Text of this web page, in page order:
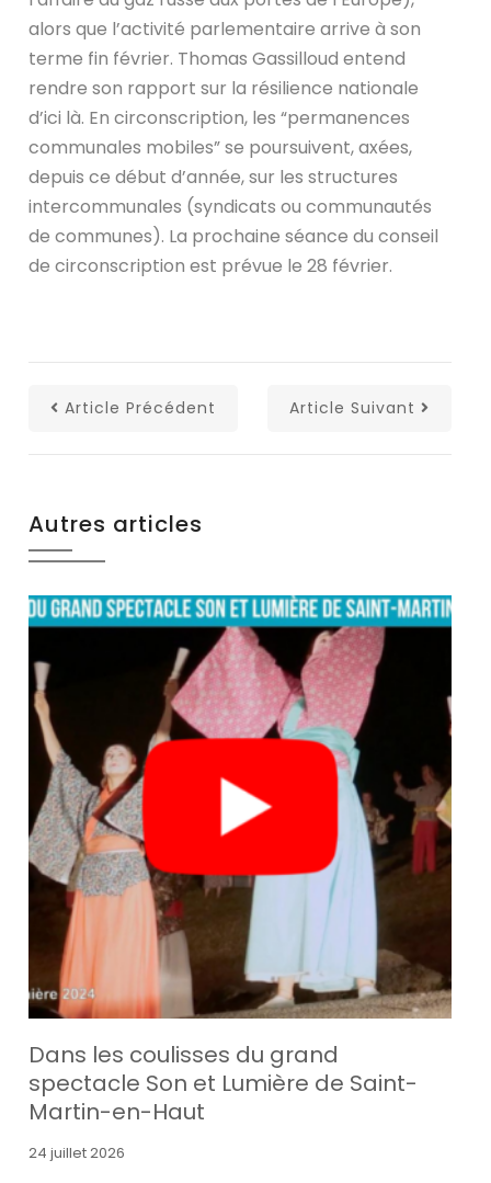
alors que l’activité parlementaire arrive à son
terme fin février. Thomas Gassilloud entend
rendre son rapport sur la résilience nationale
d’ici là. En circonscription, les “permanences
communales mobiles” se poursuivent, axées,
depuis ce début d’année, sur les structures
intercommunales (syndicats ou communautés
de communes). La prochaine séance du conseil
de circonscription est prévue le 28 février.
Article Précédent Article Suivant
Autres articles
Dans les coulisses du grand
spectacle Son et Lumière de Saint-
Martin-en-Haut
24 juillet 2026